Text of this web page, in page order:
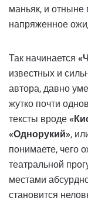
маньяк, и
напряженное
Так начинается
известных и
автора, давно
жутко почти
тексты вроде
«Однорукий»,
понимаете, чего
театральной
местами
становится